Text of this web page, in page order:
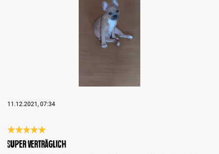
11.12.2021, 07:34
Recenzja z oceną 5 spośród 5 gwiazdek
Super verträglich